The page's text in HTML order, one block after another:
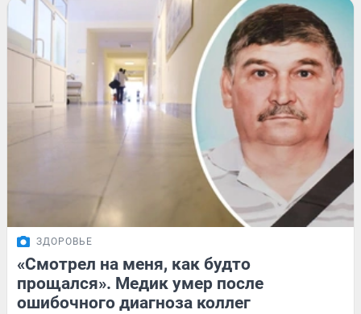
ЗДОРОВЬЕ
«Смотрел на меня, как будто
прощался». Медик умер после
ошибочного диагноза коллег